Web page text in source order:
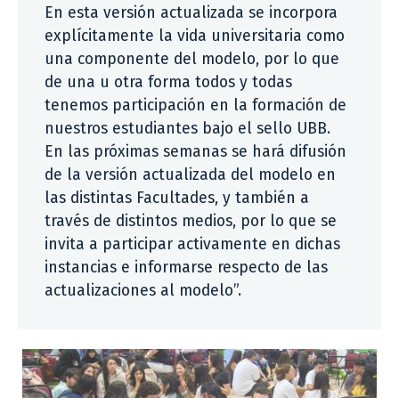
En esta versión actualizada se incorpora
explícitamente la vida universitaria como
una componente del modelo, por lo que
de una u otra forma todos y todas
tenemos participación en la formación de
nuestros estudiantes bajo el sello UBB.
En las próximas semanas se hará difusión
de la versión actualizada del modelo en
las distintas Facultades, y también a
través de distintos medios, por lo que se
invita a participar activamente en dichas
instancias e informarse respecto de las
actualizaciones al modelo”.